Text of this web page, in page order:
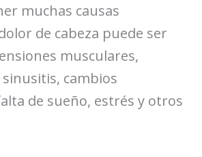
muchas causas
de cabeza puede ser
musculares,
cambios
de sueño, estrés y otros